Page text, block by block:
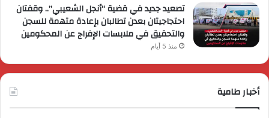
تصعيد جديد في قضية “أنجل الشعيبي”.. وقفتان
احتجاجيتان بعدن تطالبان بإعادة متهمة للسجن
والتحقيق في ملابسات الإفراج عن المحكومين
منذ 5 أيام
أخبار طامية